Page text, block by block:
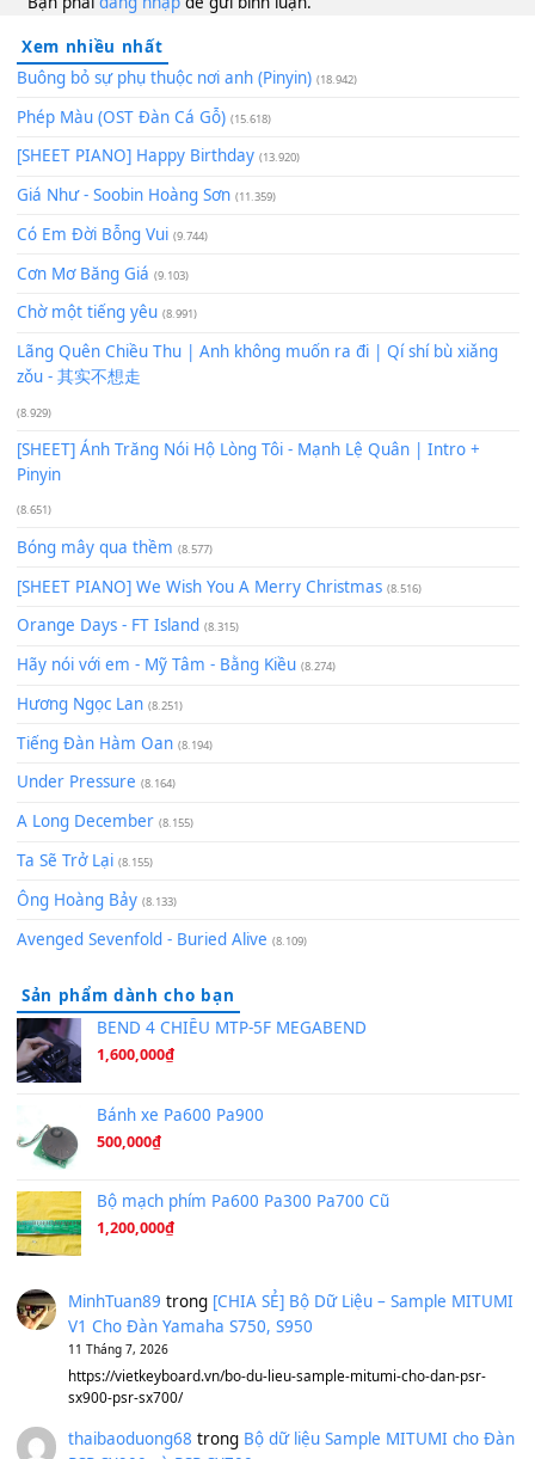
100
Lượt xem: 100
Để lại một bình luận
Bạn phảiđăng nhập để gửi bình luận.
Xem nhiều nhất
Buông bỏ sự phụ thuộc nơi anh (Pinyin)
Phép Màu (OST Đàn Cá Gỗ)
[SHEET PIANO] Happy Birthday
Giá Như - Soobin Hoàng Sơn
Có Em Đời Bỗng Vui (9.744)
Chờ một tiếng yêu (8.991)
Lãng Quên Chiều Thu | Anh không muốn ra đi | Qí shí bù
zǒu - 其实不想走
[SHEET] Ánh Trăng Nói Hộ Lòng Tôi - Mạnh Lệ Quân | Intro +
Pinyin
[SHEET PIANO] We Wish You A Merry Christmas
Orange Days - FT Island
Hãy nói với em - Mỹ Tâm - Bằng Kiều
Tiếng Đàn Hàm Oan (8.194)
Under Pressure (8.164)
A Long December (8.155)
Ta Sẽ Trở Lại (8.155)
Ông Hoàng Bảy (8.133)
Avenged Sevenfold - Buried Alive
Sản phẩm dành cho bạn
BEND 4 CHIỀU MTP-5F MEGABEND
1,600,000
Bánh xe Pa600 Pa900